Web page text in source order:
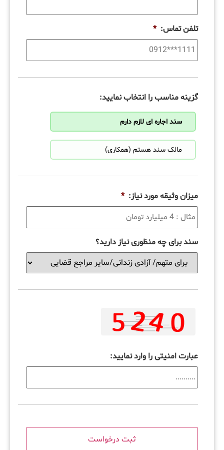
تلفن تماس: *
گزینه مناسب را انتخاب نمایید:
سند اجاره ای لازم دارم
مالک سند هستم (همکاری)
میزان وثیقه مورد نیاز: *
سند برای چه منظوری نیاز دارید؟
عبارت امنیتی را وارد نمایید: